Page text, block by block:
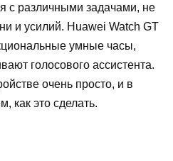
с различными задачами, не
и усилий. Huawei Watch GT
умные часы,
голосового ассистента.
очень просто, и в
как это сделать.